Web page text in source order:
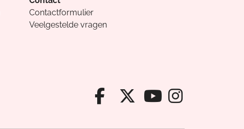
Contactformulier
Veelgestelde vragen
Facebook van
X van